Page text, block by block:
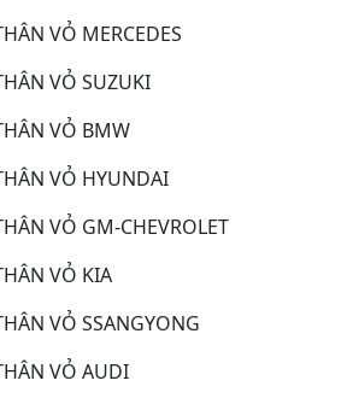
VỎ MERCEDES
VỎ SUZUKI
VỎ BMW
VỎ HYUNDAI
VỎ GM-CHEVROLET
VỎ KIA
VỎ SSANGYONG
VỎ AUDI